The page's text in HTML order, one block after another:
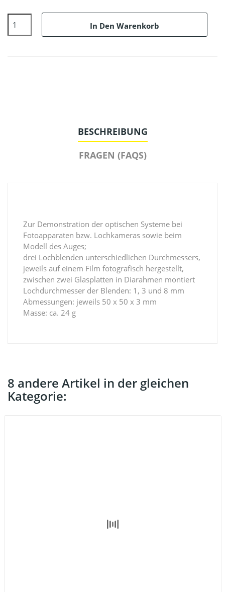
In Den Warenkorb
BESCHREIBUNG
FRAGEN (FAQS)
Zur Demonstration der optischen Systeme bei
Fotoapparaten bzw. Lochkameras sowie beim
Modell des Auges;
drei Lochblenden unterschiedlichen Durchmessers,
jeweils auf einem Film fotografisch hergestellt,
zwischen zwei Glasplatten in Diarahmen montiert
Lochdurchmesser der Blenden: 1, 3 und 8 mm
Abmessungen: jeweils 50 x 50 x 3 mm
Masse: ca. 24 g
8 andere Artikel in der gleichen
Kategorie: